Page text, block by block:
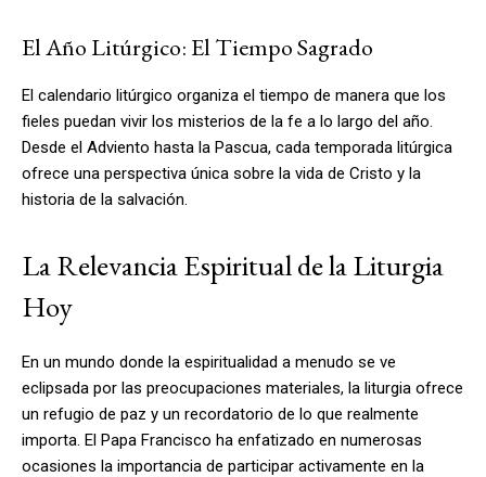
El Año Litúrgico: El Tiempo Sagrado
El calendario litúrgico organiza el tiempo de manera que los
fieles puedan vivir los misterios de la fe a lo largo del año.
Desde el Adviento hasta la Pascua, cada temporada litúrgica
ofrece una perspectiva única sobre la vida de Cristo y la
historia de la salvación.
La Relevancia Espiritual de la Liturgia
Hoy
En un mundo donde la espiritualidad a menudo se ve
eclipsada por las preocupaciones materiales, la liturgia ofrece
un refugio de paz y un recordatorio de lo que realmente
importa. El Papa Francisco ha enfatizado en numerosas
ocasiones la importancia de participar activamente en la